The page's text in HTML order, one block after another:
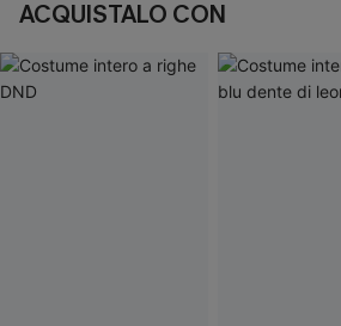
ACQUISTALO CON